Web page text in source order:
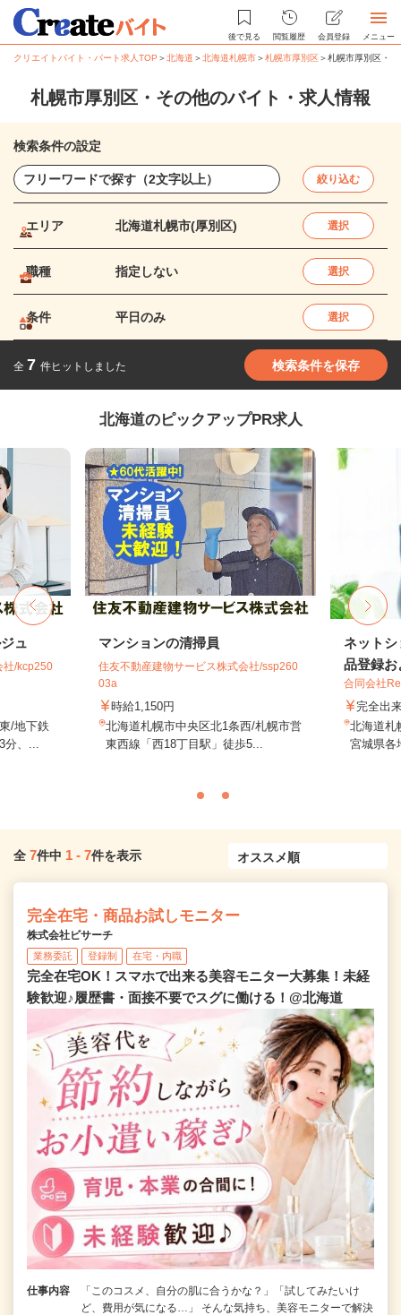
後で見る 閲覧履歴 会員登録 メニュー
クリエイトバイト・パート求人TOP ＞北海道 ＞北海道札幌市＞札幌市厚別区＞札幌市厚別区・
札幌市厚別区・その他のバイト・求人情報
検索条件の設定
絞り込む
エリア 北海道札幌市(厚別区) 選択
職種 指定しない 選択
条件 平日のみ 選択
全 7 件ヒットしました 検索条件を保存
北海道のピックアップPR求人
ュ
社/kcp250
/地下鉄
、...
マンションの清掃員
住友不動産建物サービス株式会社/ssp260
03a
時給1,150円
北海道札幌市中央区北1条西/札幌市営
東西線「西18丁目駅」徒歩5...
ネットシ
品登録お
合同会社
完全出
北海道札
宮城県
全 7件中 1 - 7件を表示
完全在宅・商品お試しモニター
株式会社ビサーチ
業務委託 登録制 在宅・内職
完全在宅OK！スマホで出来る美容モニター大募集！未経
験歓迎♪履歴書・面接不要でスグに働ける！@北海道
仕事内容
「このコスメ、自分の肌に合うかな？」「試してみたいけ
ど、費用が気になる…」 そんな気持ち、美容モニターで解決